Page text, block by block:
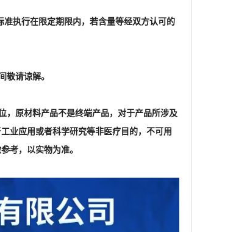
业应用或者科学研究等非医疗目的，不可用
考，以实物为准。